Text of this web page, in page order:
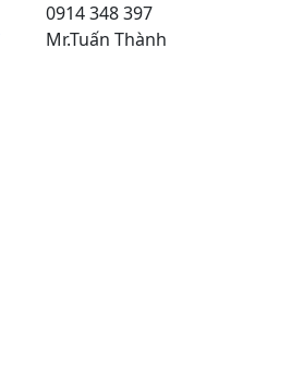
0914 348 397
Mr.Tuấn Thành